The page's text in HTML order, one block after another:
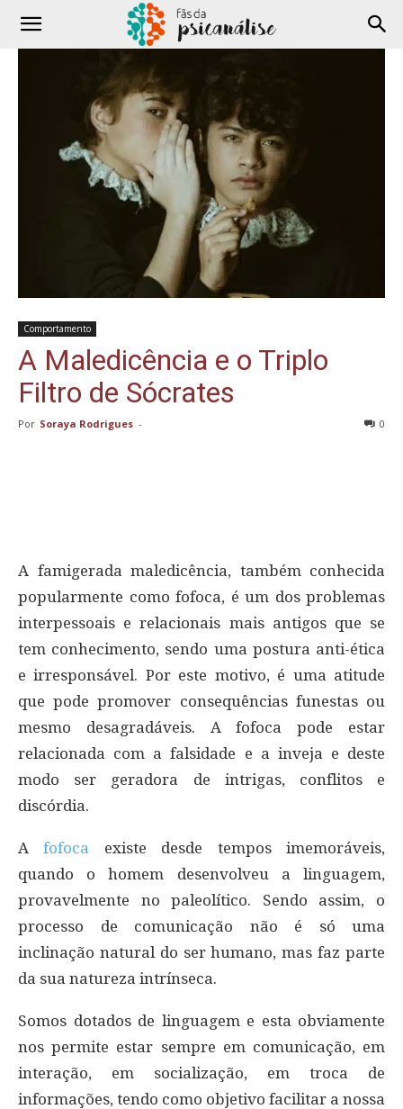
Comportamento
A Maledicência e o Triplo
Filtro de Sócrates
Por Soraya Rodrigues - 0
A famigerada maledicência, também conhecida
popularmente como fofoca, é um dos problemas
interpessoais e relacionais mais antigos que se
tem conhecimento, sendo uma postura anti-ética
e irresponsável. Por este motivo, é uma atitude
que pode promover consequências funestas ou
mesmo desagradáveis. A fofoca pode estar
relacionada com a falsidade e a inveja e deste
modo ser geradora de intrigas, conflitos e
discórdia.
Afofoca
existe desde tempos imemoráveis,
quando o homem desenvolveu a linguagem,
provavelmente no paleolítico. Sendo assim, o
processo de comunicação não é só uma
inclinação natural do ser humano, mas faz parte
da sua natureza intrínseca.
Somos dotados de linguagem e esta obviamente
nos permite estar sempre em comunicação, em
interação, em socialização, em troca de
informações, tendo como objetivo facilitar a nossa